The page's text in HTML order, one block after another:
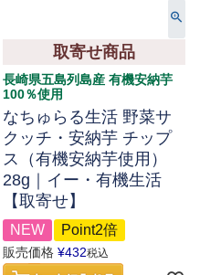
取寄せ商品
長崎県五島列島産 有機安納芋
100％使用
なちゅらる生活 野菜サ
クッチ・安納芋 チップ
ス（有機安納芋使用）
28g｜イー・有機生活
【取寄せ】
NEW Point2倍
販売価格 ¥432税込